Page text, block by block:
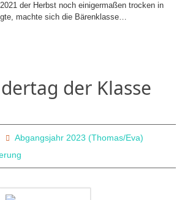
der Herbst noch einigermaßen trocken in
machte sich die Bärenklasse…
der Klasse
Abgangsjahr 2023 (Thomas/Eva)